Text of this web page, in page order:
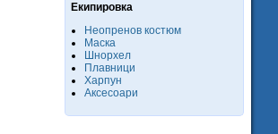
Екипировка
Неопренов костюм
Маска
Шнорхел
Плавници
Харпун
Аксесоари